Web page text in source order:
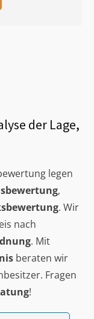
der Lage,
legen
,
. Wir
nach
. Mit
beraten wir
Fragen
!